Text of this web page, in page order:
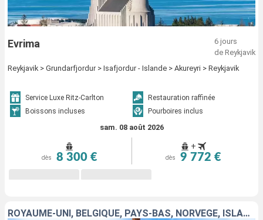
Evrima
6 jours
de Reykjavik
Reykjavik > Grundarfjordur > Isafjordur - Islande > Akureyri > Reykjavik
Service Luxe Ritz-Carlton
Restauration raffinée
Boissons incluses
Pourboires inclus
sam. 08 août 2026
dès 8 300 €
+
dès 9 772 €
ROYAUME-UNI, BELGIQUE, PAYS-BAS, NORVÈGE, ISLANDE